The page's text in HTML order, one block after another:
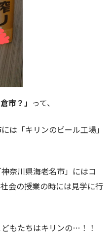
市？」 って、
は「キリンのビール工場」
奈川県海老名市」にはコ
会の授業の時には見学に行
もたちはキリンの…！！